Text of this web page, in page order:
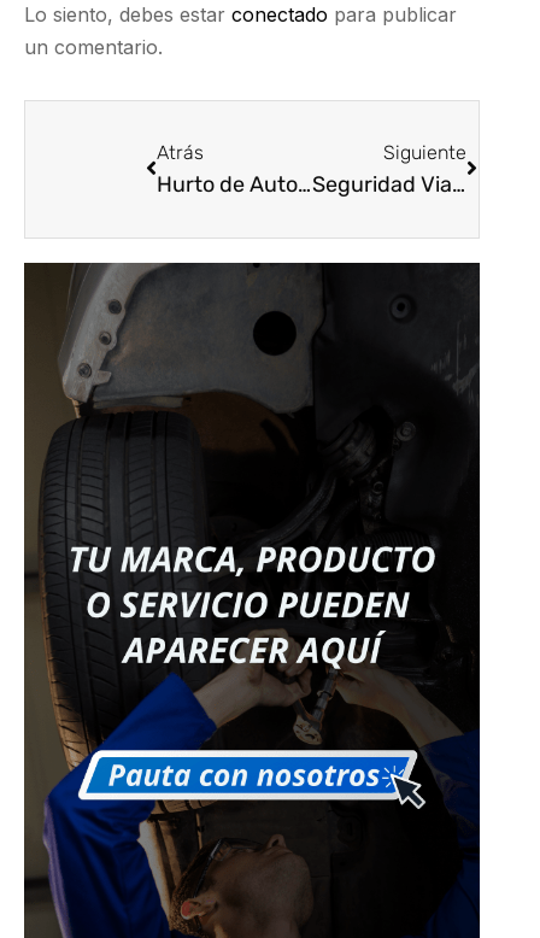
Lo siento, debes estar conectado para publicar
un comentario.
Atrás
Hurto de Automóviles, motocicletas y Autopartes
Siguiente
Seguridad Vial en Colombia